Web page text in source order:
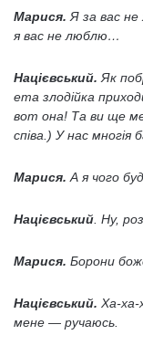
Марися. Я за вас
я вас не люблю…
Націєвський. Як
ета злодійка
вот она! Та ви ще
співа.) У нас
Марися. А я чого
Націєвський . Ну,
Марися. Борони
Націєвський. Ха-
мене — ручаюсь.